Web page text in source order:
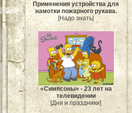
Применения устройства для
намотки пожарного рукава.
[Надо знать]
«Симпсоны» - 23 лет на
телевидении
[Дни и праздники]